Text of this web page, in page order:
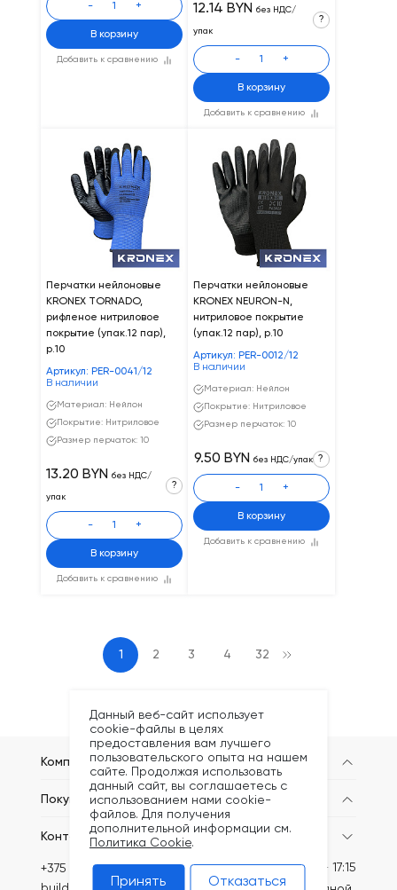
Добавить к сравнению
- +
В корзину
Добавить к сравнению
12.14 BYN без НДС/
упак
?
- +
В корзину
Перчатки нейлоновые
KRONEX TORNADO,
рифленое нитриловое
покрытие (упак.12 пар),
р.10
Артикул: PER-0041/12
В наличии
Материал: Нейлон
Покрытие: Нитриловое
Размер перчаток: 10
Добавить к сравнению
13.20 BYN без НДС/
упак
?
- +
В корзину
Перчатки нейлоновые
KRONEX NEURON-N,
нитриловое покрытие
(упак.12 пар), р.10
Артикул: PER-0012/12
В наличии
Материал: Нейлон
Покрытие: Нитриловое
Размер перчаток: 10
Добавить к сравнению
9.50 BYN без НДС/упак ?
- +
В корзину
1 2 3 4 32
Компания
Покупателям
Контакты
+375 (44) 749-20-73
Пн-Пт: 8:30 - 17:15
Данный веб-сайт использует
cookie-файлы в целях
предоставления вам лучшего
пользовательского опыта на нашем
сайте. Продолжая использовать
данный сайт, вы соглашаетесь с
использованием нами cookie-
файлов. Для получения
дополнительной информации см.
Политика Cookie.
Принять Отказаться